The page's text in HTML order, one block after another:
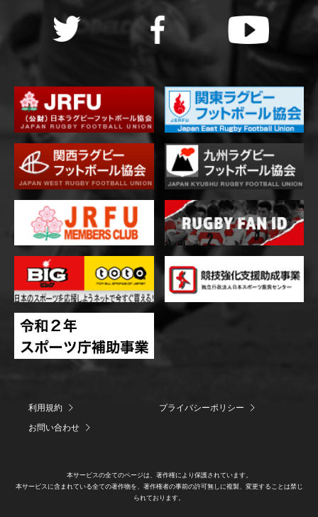
利用規約
プライバシーポリシー
お問い合わせ
本サービスの全てのページは、著作権により保護されています。
本サービスに含まれている全ての著作物を、著作権者の事前の許可無しに複製、変更することは禁じ
られております。